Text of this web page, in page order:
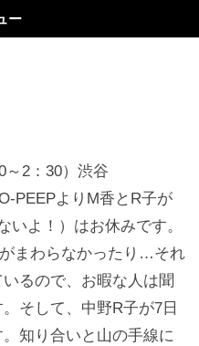
ー
～2：30）渋谷
PEEPよりM香とR子が
いよ！）はお休みです。
まわらなかったり…それ
るので、お暇な人は聞
そして、中野R子が7日
知り合いと山の手線に